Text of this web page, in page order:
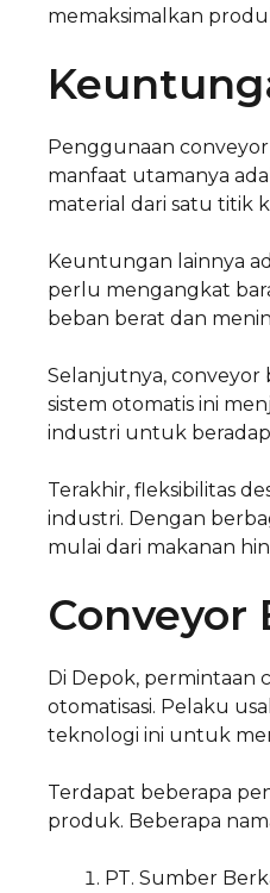
memaksimalkan
Penggunaan
manfaat utamanya
material dari satu titik
Keuntungan lainnya
perlu mengangkat
beban berat dan
Selanjutnya, conveyor
sistem otomatis ini
industri untuk
Terakhir, fleksibilitas
industri. Dengan
mulai dari makanan
Conveyor
Di Depok,
otomatisasi. Pelaku
teknologi ini untuk
Terdapat beberapa
produk. Beberapa
PT. Sumber